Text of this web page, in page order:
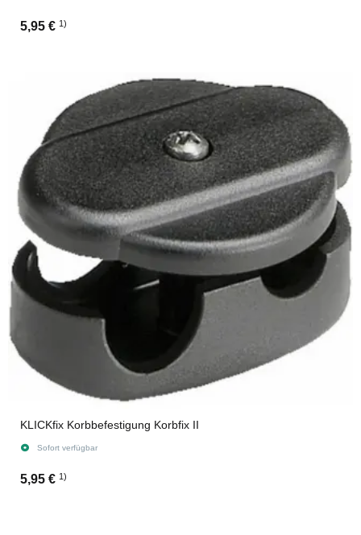
5,95 € 1)
KLICKfix Korbbefestigung Korbfix II
Sofort verfügbar
5,95 € 1)